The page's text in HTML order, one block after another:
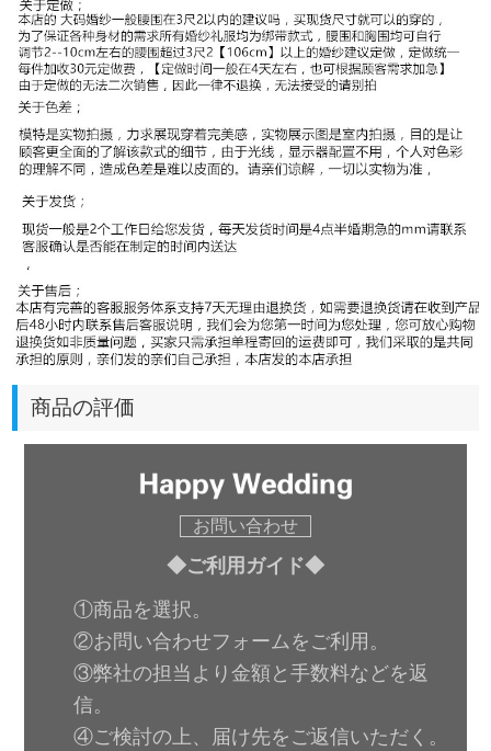
商品の評価
お問い合わせ
◆ご利用ガイド◆
①商品を選択。
②お問い合わせフォームをご利用。
③弊社の担当より金額と手数料などを返
信。
④ご検討の上、届け先をご返信いただく。